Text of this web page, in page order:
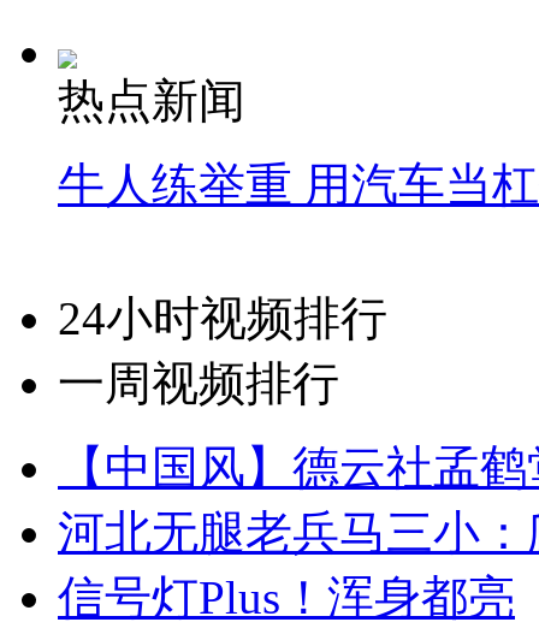
热点新闻
牛人练举重 用汽车当
24小时视频排行
一周视频排行
【中国风】德云社孟
河北无腿老兵马三小
信号灯Plus！浑身都亮